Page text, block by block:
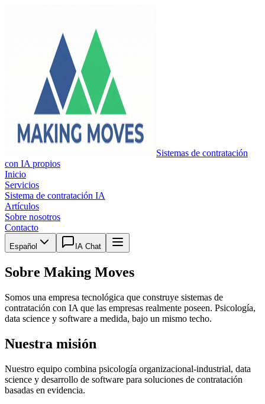
Sistemas de contratación
con IA propios
Inicio
Servicios
Sistema de contratación IA
Artículos
Sobre nosotros
Contacto
Español IA Chat
Sobre Making Moves
Somos una empresa tecnológica que construye sistemas de
contratación con IA que las empresas realmente poseen. Psicología,
data science y software a medida, bajo un mismo techo.
Nuestra misión
Nuestro equipo combina psicología organizacional-industrial, data
science y desarrollo de software para soluciones de contratación
basadas en evidencia.